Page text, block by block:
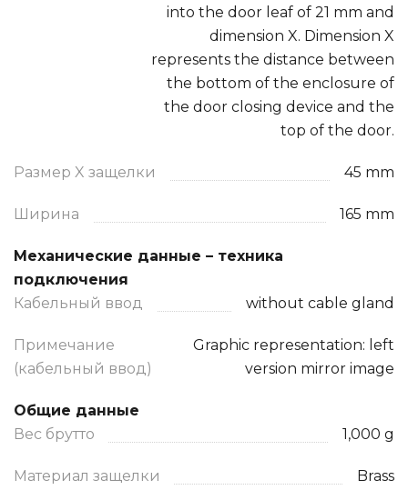
into the door leaf of 21 mm and
dimension X. Dimension X
represents the distance between
the bottom of the enclosure of
the door closing device and the
top of the door.
Размер X защелки 45 mm
Ширина 165 mm
Механические данные – техника
подключения
Кабельный ввод
without cable gland
Примечание
(кабельный ввод)
Graphic representation: left
version mirror image
Общие данные
Вес брутто
1,000 g
Материал защелки Brass